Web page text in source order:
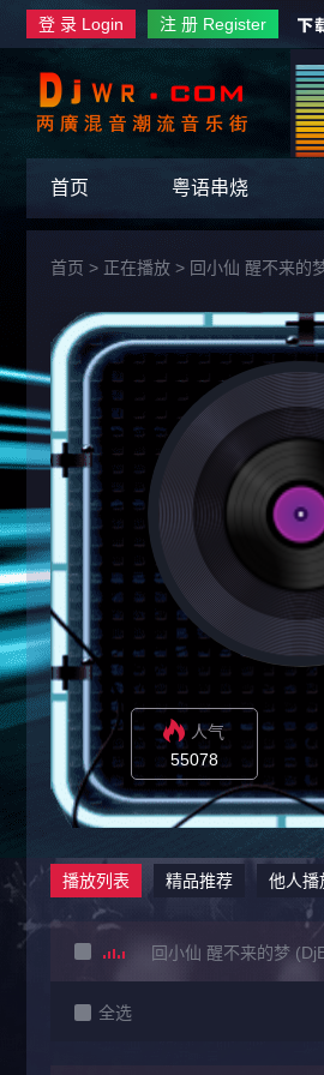
登 录 Login 注 册 Register
首页 粤语串烧
首页 > 正在播放 > 回小仙 醒不来的
人气
55078
播放列表 精品推荐 他人播
回小仙 醒不来的梦
全选